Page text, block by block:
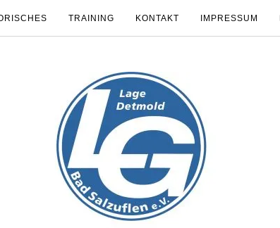
TRAINING KONTAKT IMPRESSUM